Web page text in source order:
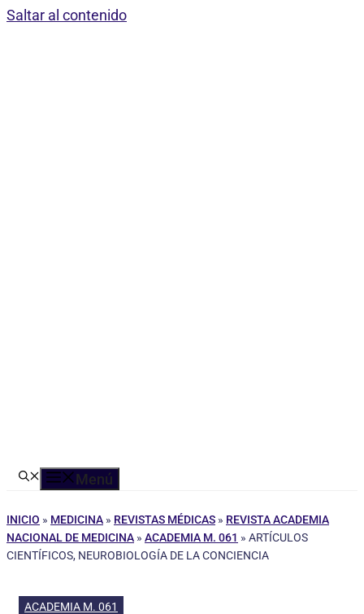
Saltar al contenido
Menú
INICIO » MEDICINA » REVISTAS MÉDICAS » REVISTA ACADEMIA
NACIONAL DE MEDICINA » ACADEMIA M. 061 » ARTÍCULOS
CIENTÍFICOS, NEUROBIOLOGÍA DE LA CONCIENCIA
ACADEMIA M. 061